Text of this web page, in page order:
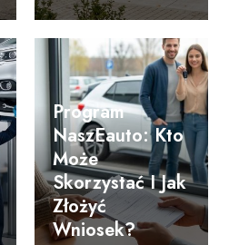
Program
NaszEauto: Kto
Może
Skorzystać I Jak
Złożyć
Wniosek?